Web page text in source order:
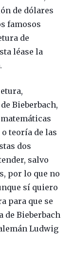
de dólares
famosos
de
léase la
Bieberbach,
teoría de las
dos
salvo
por lo que no
sí quiero
para que se
de Bieberbach
Ludwig